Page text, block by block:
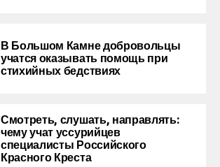
В Большом Камне добровольцы
учатся оказывать помощь при
стихийных бедствиях
Смотреть, слушать, направлять:
чему учат уссурийцев
специалисты Российского
Красного Креста